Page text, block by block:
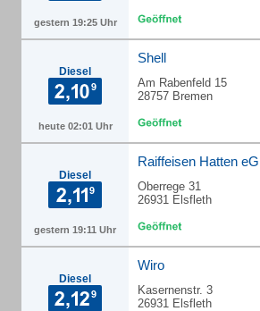
gestern 19:25 Uhr
Diesel
heute 02:01 Uhr
Shell
Am Rabenfeld 15
28757 Bremen
Diesel
gestern 19:11 Uhr
Raiffeisen Hatten eG
Oberrege 31
26931 Elsfleth
Diesel
Wiro
Kasernenstr. 3
26931 Elsfleth